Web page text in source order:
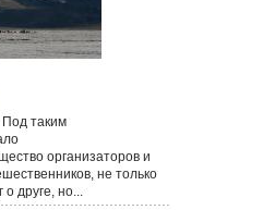
Под таким
организаторов и
не только
друге, но...